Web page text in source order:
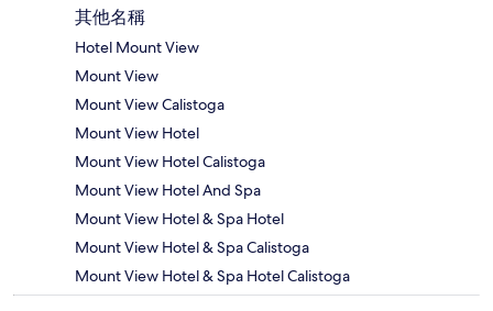
其他名稱
Hotel Mount View
Mount View
Mount View Calistoga
Mount View Hotel
Mount View Hotel Calistoga
Mount View Hotel And Spa
Mount View Hotel & Spa Hotel
Mount View Hotel & Spa Calistoga
Mount View Hotel & Spa Hotel Calistoga